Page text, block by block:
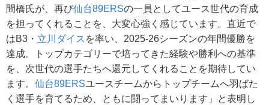
間橋氏が、再び仙台89ERSの一員としてユース世代の育成
を担ってくれることを、大変心強く感じています。直近で
はB3・ 立川ダイス を率い、2025-26シーズンの年間優勝を
達成。トップカテゴリーで培ってきた経験や勝利への基準
を、次世代の選手たちへ還元してくれることを期待してい
ます。 仙台89ERSユースチームからトップチームへ羽ばた
く選手を育てるため、ともに闘ってまいります」と表明し